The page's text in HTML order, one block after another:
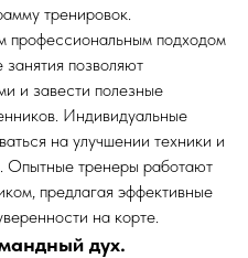
тренировок.
профессиональным подходом
позволяют
и завести полезные
Индивидуальные
на улучшении техники и
Опытные тренеры работают
предлагая эффективные
на корте.
дух.